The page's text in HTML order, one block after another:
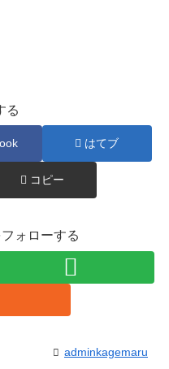
る
はてブ
コピー
ォローする
adminkagemaru